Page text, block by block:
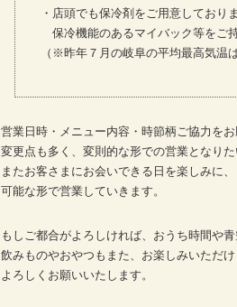
・店頭でも保冷剤をご用意しており
保冷機能のあるマイバック等をご持
（※昨年７月の岐阜の平均最高気温
営業日時・メニュー内容・時節柄ご協力をお
変更点も多く、変則的な形での営業となりた
またお客さまにお会いできる日を楽しみに、
可能な形で営業していきます。
もしご都合がよろしければ、おうち時間や
飲みものやおやつもまた、お楽しみいただけ
よろしくお願いいたします。